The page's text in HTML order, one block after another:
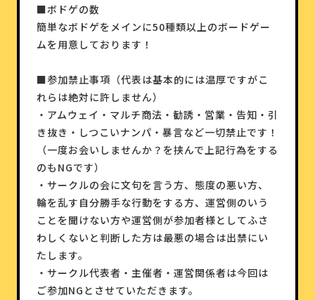
■ボドゲの数
簡単なボドゲをメインに50種類以上のボードゲー
ムを用意しております！
■参加禁止事項（代表は基本的には温厚ですがこ
れらは絶対に許しません）
・アムウェイ・マルチ商法・勧誘・営業・告知・引
き抜き・しつこいナンパ・暴言など一切禁止です！
（一度お会いしませんか？を挟んで上記行為をする
のもNGです）
・サークルの会に文句を言う方、態度の悪い方、
輪を乱す自分勝手な行動をする方、運営側のいう
ことを聞けない方や運営側が参加者様としてふさ
わしくないと判断した方は最悪の場合は出禁にい
たします。
・サークル代表者・主催者・運営関係者は今回は
ご参加NGとさせていただきます。